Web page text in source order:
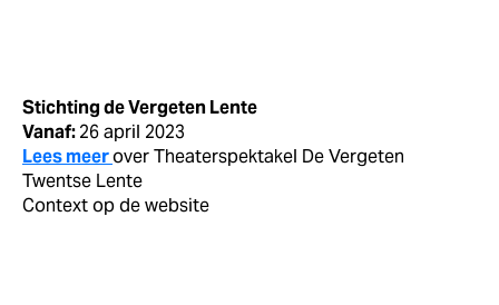
Stichting de Vergeten Lente
Vanaf:26 april 2023
Lees meerover Theaterspektakel De Vergeten
Twentse Lente
Context op de website